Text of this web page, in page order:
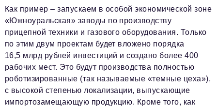
Как пример – запускаем в особой экономической зоне
«Южноуральская» заводы по производству
прицепной техники и газового оборудования. Только
по этим двум проектам будет вложено порядка
16,5 млрд рублей инвестиций и создано более 400
рабочих мест. Это будут производства полностью
роботизированные (так называемые «темные цеха»),
с высокой степенью локализации, выпускающие
импортозамещающую продукцию. Кроме того, как